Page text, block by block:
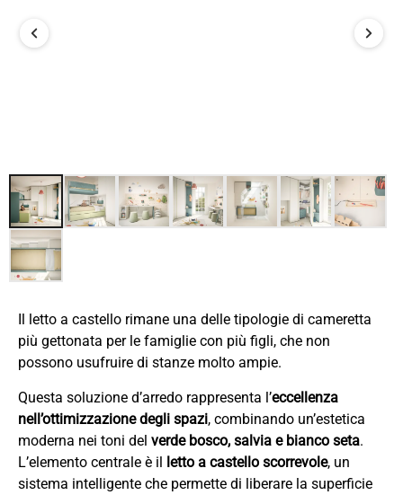
Il letto a castello rimane una delle tipologie di cameretta
più gettonata per le famiglie con più figli, che non
possono usufruire di stanze molto ampie.
Questa soluzione d’arredo rappresenta l’eccellenza
nell’ottimizzazione degli spazi, combinando un’estetica
moderna nei toni del verde bosco, salvia e bianco seta.
L’elemento centrale è il letto a castello scorrevole, un
sistema intelligente che permette di liberare la superficie